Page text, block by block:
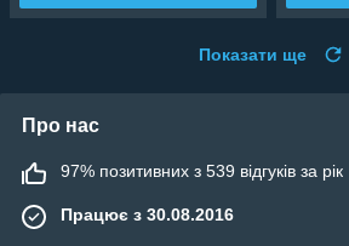
Показати ще
Про нас
97% позитивних з 539 відгуків за рік
Працює з 30.08.2016